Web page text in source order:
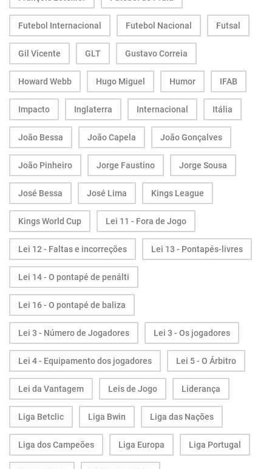
Futebol Internacional Futebol Nacional Futsal
Gil Vicente GLT Gustavo Correia
Howard Webb Hugo Miguel Humor IFAB
Impacto Inglaterra Internacional Itália
João Bessa João Capela João Gonçalves
João Pinheiro Jorge Faustino Jorge Sousa
José Bessa José Lima Kings League
Kings World Cup Lei 11 - Fora de Jogo
Lei 12 - Faltas e incorreções Lei 13 - Pontapés-livres
Lei 14 - O pontapé de penálti
Lei 16 - O pontapé de baliza
Lei 3 - Número de Jogadores Lei 3 - Os jogadores
Lei 4 - Equipamento dos jogadores Lei 5 - O Árbitro
Lei da Vantagem Leis de Jogo Liderança
Liga Betclic Liga Bwin Liga das Nações
Liga dos Campeões Liga Europa Liga Portugal